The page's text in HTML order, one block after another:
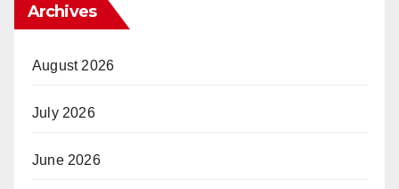
Archives
August 2026
July 2026
June 2026